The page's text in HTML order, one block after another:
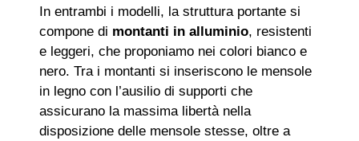
In entrambi i modelli, la struttura portante si
compone di montanti in alluminio, resistenti
e leggeri, che proponiamo nei colori bianco e
nero. Tra i montanti si inseriscono le mensole
in legno con l’ausilio di supporti che
assicurano la massima libertà nella
disposizione delle mensole stesse, oltre a